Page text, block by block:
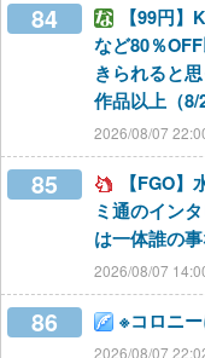
84
【99円
など80％
きられると
作品以上（8/
2026/08/07
85
【FGO
ミ通のイン
は一体誰の
2026/08/07
86 ※コロニ
2026/08/07